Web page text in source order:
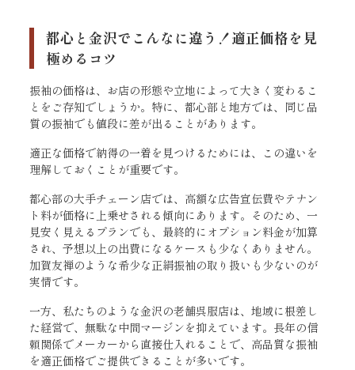
都心と金沢でこんなに違う！適正価格を見
極めるコツ
振袖の価格は、お店の形態や立地によって大きく変わるこ
とをご存知でしょうか。特に、都心部と地方では、同じ品
質の振袖でも値段に差が出ることがあります。
適正な価格で納得の一着を見つけるためには、この違いを
理解しておくことが重要です。
都心部の大手チェーン店では、高額な広告宣伝費やテナン
ト料が価格に上乗せされる傾向にあります。そのため、一
見安く見えるプランでも、最終的にオプション料金が加算
され、予想以上の出費になるケースも少なくありません。
加賀友禅のような希少な正絹振袖の取り扱いも少ないのが
実情です。
一方、私たちのような金沢の老舗呉服店は、地域に根差し
た経営で、無駄な中間マージンを抑えています。長年の信
頼関係でメーカーから直接仕入れることで、高品質な振袖
を適正価格でご提供できることが多いです。